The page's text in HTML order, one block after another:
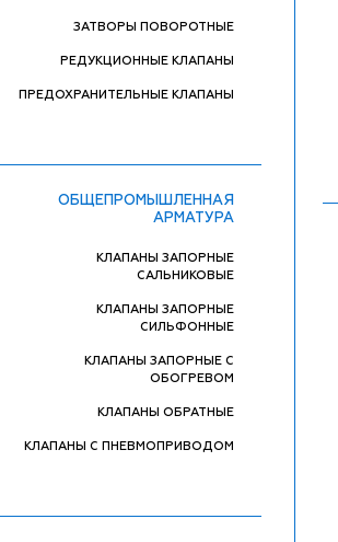
ЗАТВОРЫ ПОВОРОТНЫЕ
РЕДУКЦИОННЫЕ КЛАПАНЫ
ПРЕДОХРАНИТЕЛЬНЫЕ КЛАПАНЫ
ОБЩЕПРОМЫШЛЕННАЯ
АРМАТУРА
КЛАПАНЫ ЗАПОРНЫЕ
САЛЬНИКОВЫЕ
КЛАПАНЫ ЗАПОРНЫЕ
СИЛЬФОННЫЕ
КЛАПАНЫ ЗАПОРНЫЕ С
ОБОГРЕВОМ
КЛАПАНЫ ОБРАТНЫЕ
КЛАПАНЫ С ПНЕВМОПРИВОДОМ